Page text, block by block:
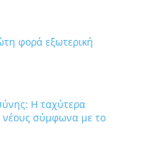
φορά εξωτερική
Η ταχύτερα
νέους σύμφωνα με το